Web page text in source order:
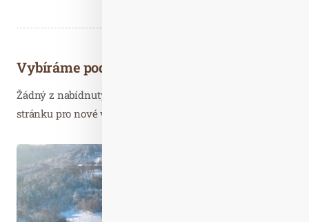
Vybíráme podobné články
Žádný z nabídnutých článků vás nezajímá? Aktualizujte
stránku pro nové výsledky...